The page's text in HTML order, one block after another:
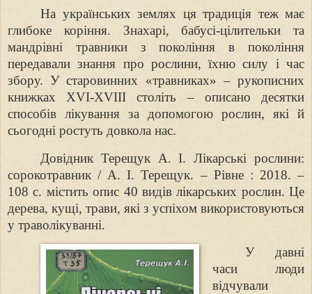
На українських землях ця традиція теж має
глибоке коріння. Знахарі, бабусі-цілительки та
мандрівні травники з покоління в покоління
передавали знання про рослини, їхню силу і час
збору. У старовинних «травниках» – рукописних
книжках XVI-XVIII століть – описано десятки
способів лікування
за допомогою рослин, які й
сьогодні ростуть довкола нас.
Довідник Терещук А. І. Лікарські рослини:
сорокотравник / А. І. Терещук. – Рівне : 2018. –
108 с. містить опис 40 видів лікарських рослин. Це
дерева, кущі, трави, які з успіхом використовуються
у траволікуванні.
У давні
часи люди
відчували